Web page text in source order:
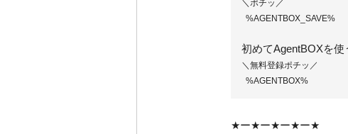
＼ポチッ／
%AGENTBOX_SAVE%
初めてAgentBOXを使
＼無料登録ポチッ／
%AGENTBOX%
★ー★ー★ー★ー★